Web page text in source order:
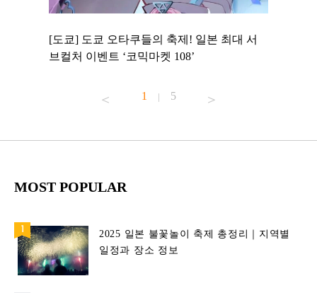
[도쿄] 도쿄 오타쿠들의 축제! 일본 최대 서
브컬처 이벤트 ‘코믹마켓 108’
1 | 5
MOST POPULAR
2025 일본 불꽃놀이 축제 총정리｜지역별
일정과 장소 정보